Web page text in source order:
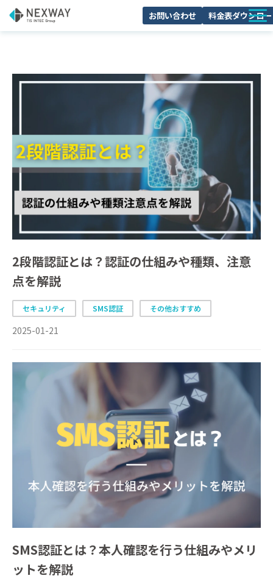
お問い合わせ 料金表ダウンロ
料金・プラン
導入事例
セミナー
よくあるご質問
ブログ
お役立ち資料一覧
2段階認証とは？認証の仕組みや種類、注意
点を解説
セキュリティ SMS認証 その他おすすめ
2025-01-21
SMS認証とは？本人確認を行う仕組みやメリ
ットを解説